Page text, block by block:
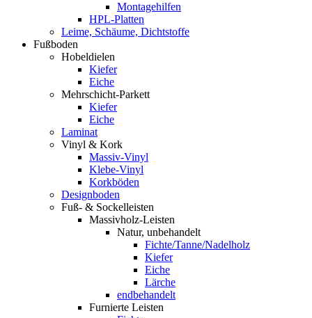
Montagehilfen
HPL-Platten
Leime, Schäume, Dichtstoffe
Fußboden
Hobeldielen
Kiefer
Eiche
Mehrschicht-Parkett
Kiefer
Eiche
Laminat
Vinyl & Kork
Massiv-Vinyl
Klebe-Vinyl
Korkböden
Designboden
Fuß- & Sockelleisten
Massivholz-Leisten
Natur, unbehandelt
Fichte/Tanne/Nadelholz
Kiefer
Eiche
Lärche
endbehandelt
Furnierte Leisten